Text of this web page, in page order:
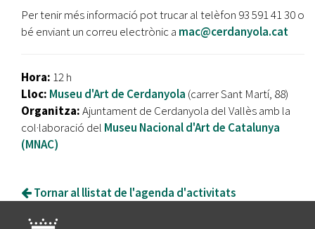
Per tenir més informació pot trucar al telèfon 93 591 41 30 o
bé enviant un correu electrònic a mac@cerdanyola.cat
Hora: 12 h
Lloc: Museu d'Art de Cerdanyola (carrer Sant Martí, 88)
Organitza:Ajuntament de Cerdanyola del Vallès amb la
col·laboració del Museu Nacional d'Art de Catalunya
(MNAC)
Tornar al llistat de l'agenda d'activitats